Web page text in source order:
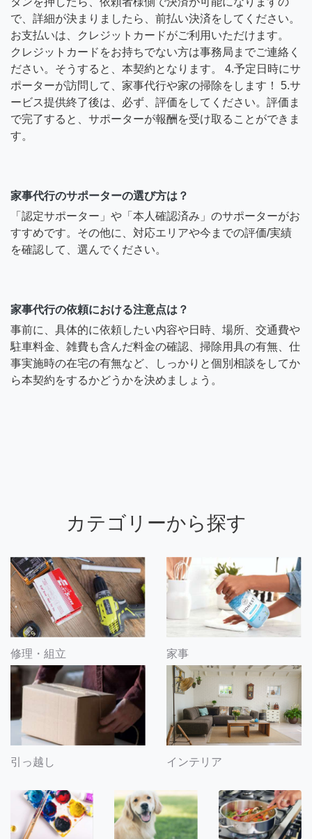
で、詳細が決まりましたら、前払い決済をしてください。
お支払いは、クレジットカードがご利用いただけます。
クレジットカードをお持ちでない方は事務局までご連絡く
ださい。そうすると、本契約となります。 4.予定日時にサ
ポーターが訪問して、家事代行や家の掃除をします！ 5.サ
ービス提供終了後は、必ず、評価をしてください。評価ま
で完了すると、サポーターが報酬を受け取ることができま
す。
家事代行のサポーターの選び方は？
「認定サポーター」や「本人確認済み」のサポーターがお
すすめです。その他に、対応エリアや今までの評価/実績
を確認して、選んでください。
家事代行の依頼における注意点は？
事前に、具体的に依頼したい内容や日時、場所、交通費や
駐車料金、雑費も含んだ料金の確認、掃除用具の有無、仕
事実施時の在宅の有無など、しっかりと個別相談をしてか
ら本契約をするかどうかを決めましょう。
カテゴリーから探す
修理・組立 家事
引っ越し インテリア